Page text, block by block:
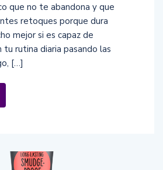
que no te abandona y que
retoques porque dura
mejor si es capaz de
rutina diaria pasando las
[…]